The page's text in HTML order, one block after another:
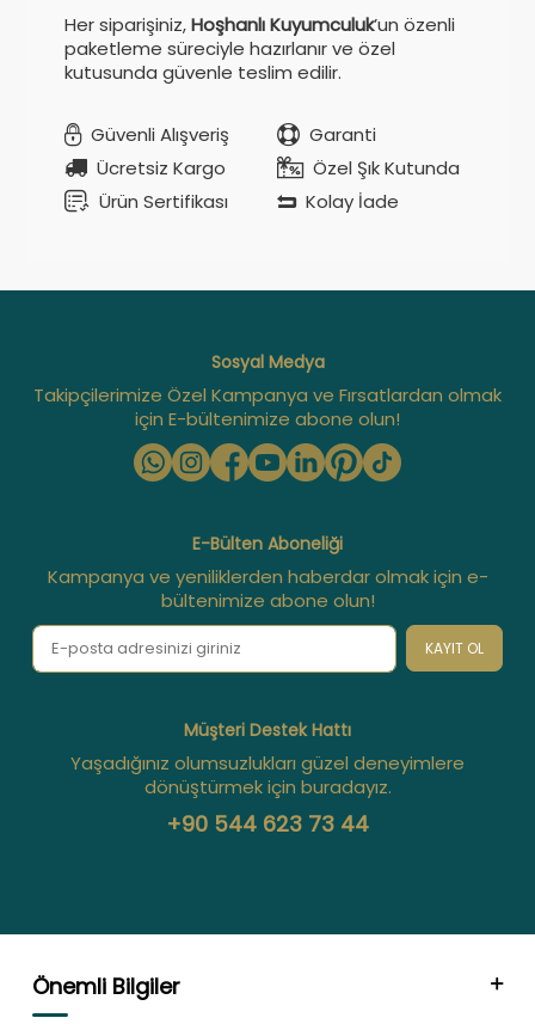
Her siparişiniz,Hoşhanlı Kuyumculuk’un özenli
paketleme süreciyle hazırlanır ve özel
kutusunda güvenle teslim edilir.
Güvenli Alışveriş
Garanti
Ücretsiz Kargo
Özel Şık Kutunda
Ürün Sertifikası
Kolay İade
Sosyal Medya
Takipçilerimize Özel Kampanya ve Fırsatlardan olmak
için E-bültenimize abone olun!
E-Bülten Aboneliği
Kampanya ve yeniliklerden haberdar olmak için e-
bültenimize abone olun!
KAYIT OL
Müşteri Destek Hattı
Yaşadığınız olumsuzlukları güzel deneyimlere
dönüştürmek için buradayız.
+90 544 623 73 44
Önemli Bilgiler